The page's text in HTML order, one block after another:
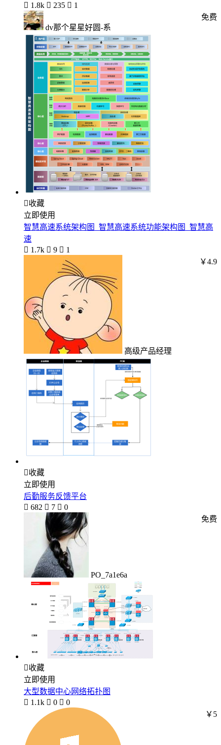
 1.8k  235  1
dv那个星星好圆-系
免费
收藏
立即使用
智慧高速系统架构图_智慧高速系统功能架构图_智慧高
速
 1.7k  9  1
高级产品经理
￥4.9
收藏
立即使用
后勤服务反馈平台
 682  7  0
PO_7a1e6a
免费
收藏
立即使用
大型数据中心网络拓扑图
 1.1k  0  0
￥5